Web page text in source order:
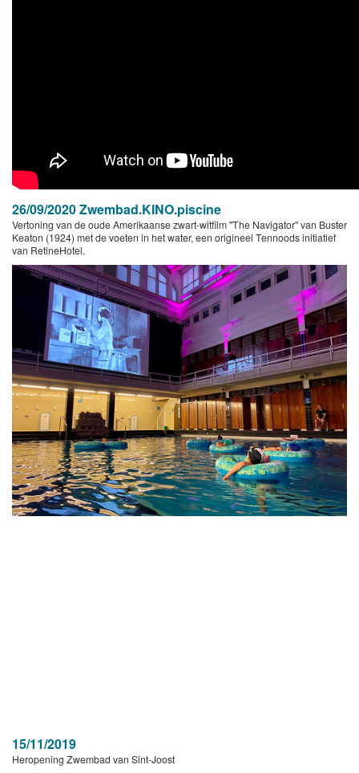
26/09/2020 Zwembad.KINO.piscine
Vertoning van de oude Amerikaanse zwart-witfilm "The Navigator" van Buster
Keaton (1924) met de voeten in het water, een origineel Tennoods initiatief
van RetineHotel.
15/11/2019
Heropening Zwembad van Sint-Joost